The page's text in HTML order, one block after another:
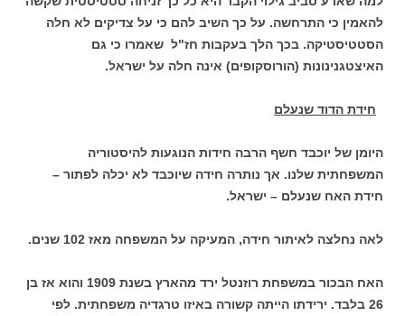
להאמין כי התרחשה. על כך השיב להם כי על צדיקים לא חלה
הסטטיסטיקה. בכך הלך בעקבות חז"ל שאמרו כי גם
האיצטגנינונות (הורוסקופים) אינה חלה על ישראל.
חידת הדוד שנעלם
היומן של יוכבד חשף הרבה חידות הנוגעות להיסטוריה
המשפחתית שלנו. אך נותרה חידה שיוכבד לא יכלה לפתור –
חידת האח שנעלם – ישראל.
לאה נחלצה לאיתור חידה, המעיקה על המשפחה מאז 102 שנים.
האח הבכור במשפחת רוזנטל ירד מהארץ בשנת 1909 והוא אז בן
26 בלבד. ירידתו הייתה קשורה באיזו טרגדיה משפחתית. לפי